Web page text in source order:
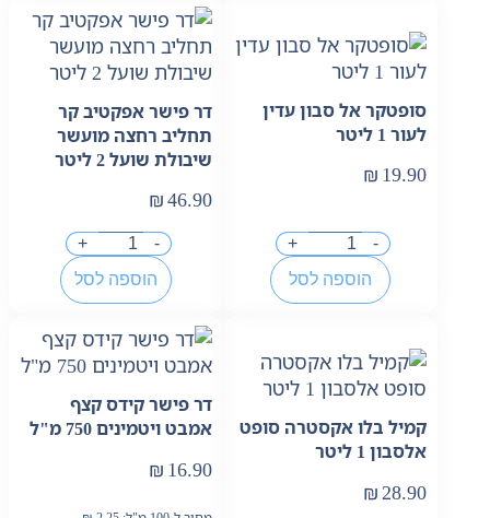
סופטקר אל סבון עדין
לעור 1 ליטר
₪ 19.90
-
+
הוספה לסל
דר פישר אפקטיב קר
תחליב רחצה מועשר
שיבולת שועל 2 ליטר
₪46.90
-
+
הוספה לסל
קמיל בלו אקסטרה סופט
אלסבון 1 ליטר
₪ 28.90
דר פישר קידס קצף
אמבט ויטמינים 750 מ"ל
₪ 16.90